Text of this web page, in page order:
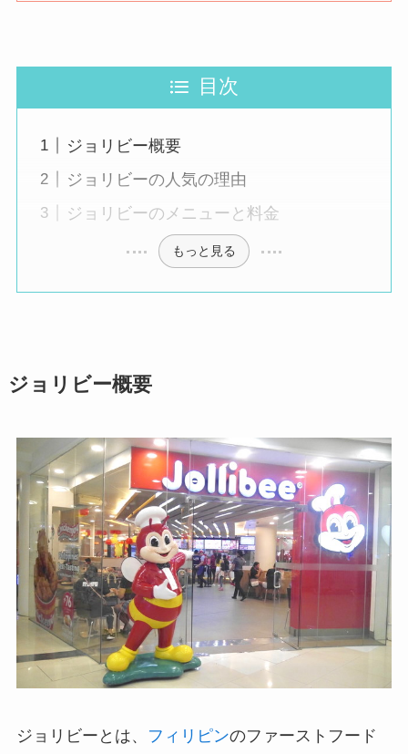
目次
ジョリビー概要
ジョリビーの人気の理由
ジョリビーのメニューと料金
もっと見る
ジョリビー概要
ジョリビーとは、 フィリピンのファーストフード